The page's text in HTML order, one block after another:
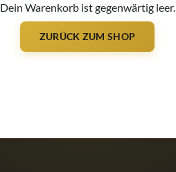
Dein Warenkorb ist gegenwärtig leer.
ZURÜCK ZUM SHOP